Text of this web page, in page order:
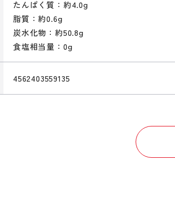
たんぱく質：約4.0g
脂質：約0.6g
炭水化物：約50.8g
食塩相当量：0g
4562403559135